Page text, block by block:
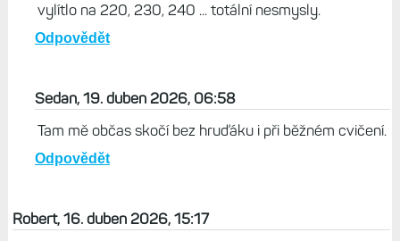
vylítlo na 220, 230, 240 ... totální nesmysly.
Odpovědět
Sedan, 19. duben 2026, 06:58
Tam mě občas skočí bez hruďáku i při běžném cvičení.
Odpovědět
Robert, 16. duben 2026, 15:17